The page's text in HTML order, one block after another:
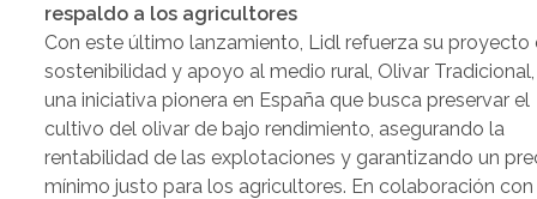
respaldo a los agricultores
Con este último lanzamiento, Lidl refuerza su proyecto
sostenibilidad y apoyo al medio rural, Olivar Tradicional,
una iniciativa pionera en España que busca preservar el
cultivo del olivar de bajo rendimiento, asegurando la
rentabilidad de las explotaciones y garantizando un
mínimo justo para los agricultores. En colaboración con